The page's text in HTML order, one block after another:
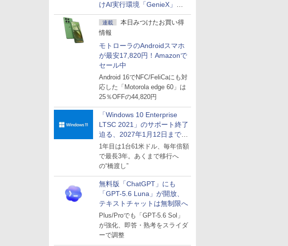
けAI実行環境「GenieX」を
試してみた
連載
本日みつけたお買い得
情報
モトローラのAndroidスマホ
が最安17,820円！Amazonで
セール中
Android 16でNFC/FeliCaにも対
応した「Motorola edge 60」は
25％OFFの44,820円
「Windows 10 Enterprise
LTSC 2021」のサポート終了
迫る、2027年1月12日まで
～ESUは9月1日から販売
1年目は1台61米ドル、毎年倍額
で最長3年。あくまで移行へ
の“橋渡し”
無料版「ChatGPT」にも
「GPT-5.6 Luna」が開放、
テキストチャットは無制限へ
Plus/Proでも「GPT-5.6 Sol」
が強化、即答・熟考をスライダ
ーで調整